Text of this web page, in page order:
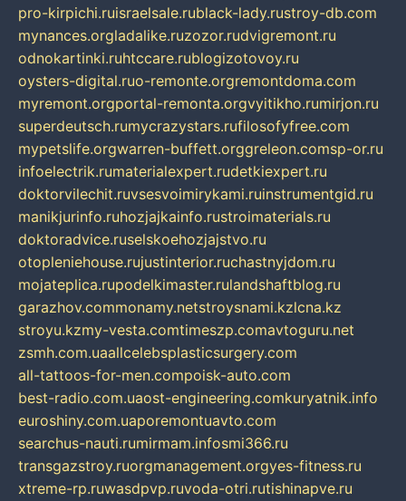
pro-kirpichi.ruisraelsale.rublack-lady.rustroy-db.com
mynances.orgladalike.ruzozor.rudvigremont.ru
odnokartinki.ruhtccare.rublogizotovoy.ru
oysters-digital.ruo-remonte.orgremontdoma.com
myremont.orgportal-remonta.orgvyitikho.rumirjon.ru
superdeutsch.rumycrazystars.rufilosofyfree.com
mypetslife.orgwarren-buffett.orggreleon.comsp-or.ru
infoelectrik.rumaterialexpert.rudetkiexpert.ru
doktorvilechit.ruvsesvoimirykami.ruinstrumentgid.ru
manikjurinfo.ruhozjajkainfo.rustroimaterials.ru
doktoradvice.ruselskoehozjajstvo.ru
otopleniehouse.rujustinterior.ruchastnyjdom.ru
mojateplica.rupodelkimaster.rulandshaftblog.ru
garazhov.commonamy.netstroysnami.kzlcna.kz
stroyu.kzmy-vesta.comtimeszp.comavtoguru.net
zsmh.com.uaallcelebsplasticsurgery.com
all-tattoos-for-men.compoisk-auto.com
best-radio.com.uaost-engineering.comkuryatnik.info
euroshiny.com.uaporemontuavto.com
searchus-nauti.rumirmam.infosmi366.ru
transgazstroy.ruorgmanagement.orgyes-fitness.ru
xtreme-rp.ruwasdpvp.ruvoda-otri.rutishinapve.ru